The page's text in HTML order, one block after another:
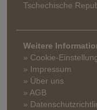
Tschechische
Weitere
» Cookie-
» Impressum
» Über uns
» AGB
»